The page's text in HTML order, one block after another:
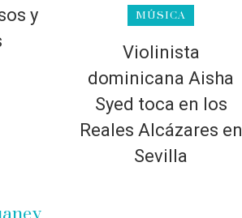
y
MÚSICA
Violinista
dominicana Aisha
Syed toca en los
Reales Alcázares en
Sevilla